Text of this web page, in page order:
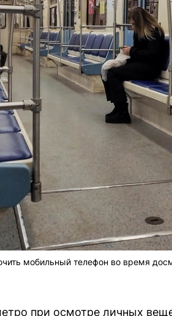
мобильный телефон во время
при осмотре личных